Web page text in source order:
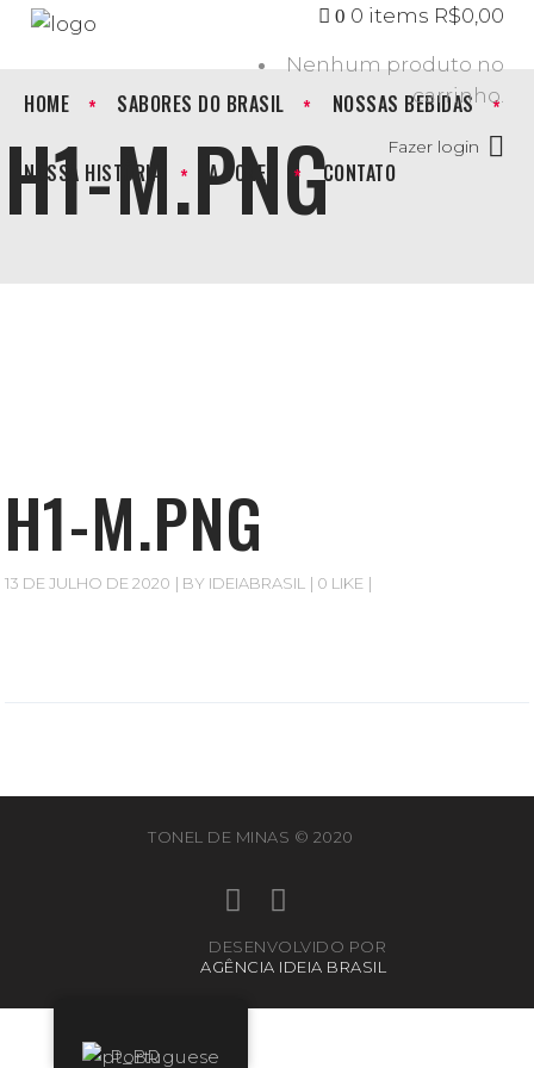
HOME SABORES DO BRASIL NOSSAS BEBIDAS
NOSSA HISTÓRIA A TONEL CONTATO
0 0 items R$0,00
Nenhum produto no
carrinho.
Fazer login
H1-M.PNG
H1-M.PNG
13 DE JULHO DE 2020 BY IDEIABRASIL 0 LIKE
TONEL DE MINAS © 2020
DESENVOLVIDO POR
AGÊNCIA IDEIA BRASIL
Portuguese